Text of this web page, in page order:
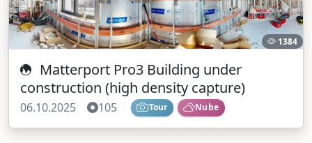
1384
Matterport Pro3 Building under
construction (high density capture)
06.10.2025 105 Tour Nube